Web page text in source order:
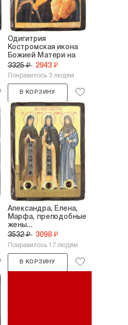
Одигитрия
Костромская икона
Божией Матери на
дереве...
3325 ₽ 2943 ₽
Понравилось 3 людям
В КОРЗИНУ
Александра, Елена,
Марфа, преподобные
жены...
3532 ₽ 3098 ₽
Понравилось 17 людям
В КОРЗИНУ